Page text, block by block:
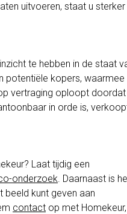
uitvoeren, staat u sterker
te hebben in de staat
potentiële kopers, waarmee
vertraging oploopt
in orde is,
Laat tijdig een
onderzoek . Daarnaast is
kunt geven aan
contact op met Homekeur,